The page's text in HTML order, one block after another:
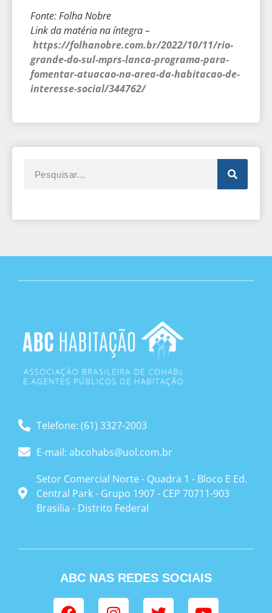
Fonte: Folha Nobre
Link da matéria na íntegra –
https://folhanobre.com.br/2022/10/11/rio-
grande-do-sul-mprs-lanca-programa-para-
fomentar-atuacao-na-area-da-habitacao-de-
interesse-social/344762/
Telefone: (61) 3327-2003
E-mail: abcohabs@uol.com.br
Setor Comercial Norte - Quadra 1 - Bloco E Ed.
Central Park - Grupo 1907 - CEP 70711-903
Brasilia - Distrito Federal
ABC NAS REDES SOCIAIS